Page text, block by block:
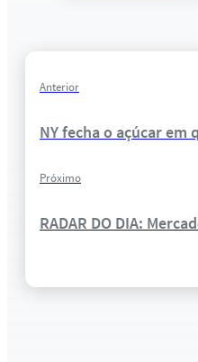
Anterior
NY fecha o açúcar
Próximo
RADAR DO DIA: